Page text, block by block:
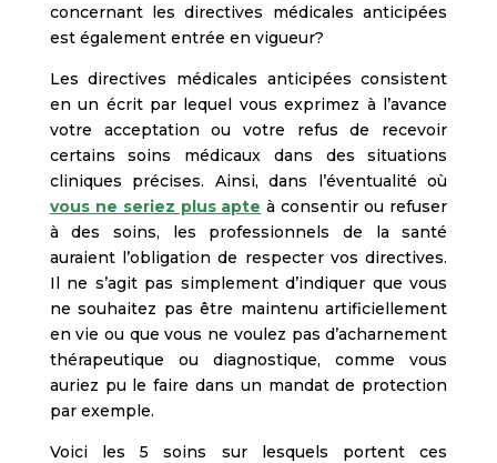
concernant les directives médicales anticipées
est également entrée en vigueur?
Les directives médicales anticipées consistent
en un écrit par lequel vous exprimez à l’avance
votre acceptation ou votre refus de recevoir
certains soins médicaux dans des situations
cliniques précises. Ainsi, dans l’éventualité où
vous ne seriez plus apte à consentir ou refuser
à des soins, les professionnels de la santé
auraient l’obligation de respecter vos directives.
Il ne s’agit pas simplement d’indiquer que vous
ne souhaitez pas être maintenu artificiellement
en vie ou que vous ne voulez pas d’acharnement
thérapeutique ou diagnostique, comme vous
auriez pu le faire dans un mandat de protection
par exemple.
Voici les 5 soins sur lesquels portent ces